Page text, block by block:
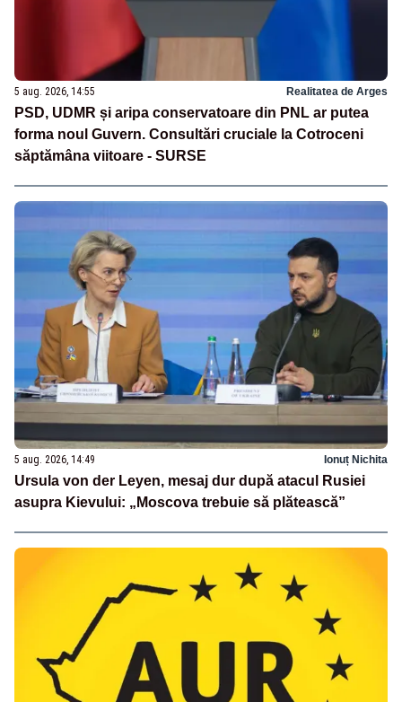
5 aug. 2026, 14:55 Realitatea de Arges
PSD, UDMR și aripa conservatoare din PNL ar putea
forma noul Guvern. Consultări cruciale la Cotroceni
săptămâna viitoare - SURSE
5 aug. 2026, 14:49 Ionuț Nichita
Ursula von der Leyen, mesaj dur după atacul Rusiei
asupra Kievului: „Moscova trebuie să plătească”